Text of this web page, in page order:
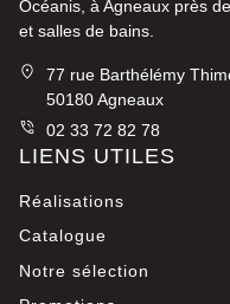
Océanis, à Agneaux près
et salles de bains.
77 rue Barthélémy
50180 Agneaux
02 33 72 82 78
LIENS UTILES
Réalisations
Catalogue
Notre sélection